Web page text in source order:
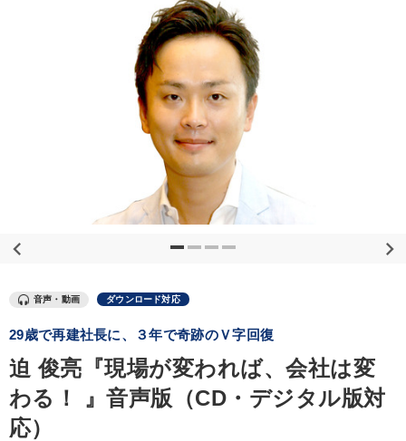
全国経営者セミナー講演収録物（全1315タイトル）からお探しいただけ
優秀各社の智恵と戦略 事業家のロマンと経営
専門家のアドバイス
リーダーの器量を学ぶ
組織と人を動かすマネジメント力を磨く
【最新刊】時代を超える経営150の言葉＋社長のスピーチ・話材
集２タイトル
音声・動画 ダウンロード対応
29歳で再建社長に、３年で奇跡のＶ字回復
迫 俊亮『現場が変われば、会社は変
わる！ 』音声版（CD・デジタル版対
応）